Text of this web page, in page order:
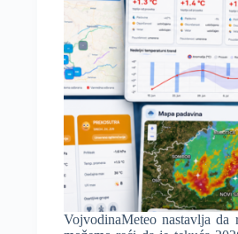
VojvodinaMeteo nastavlja da